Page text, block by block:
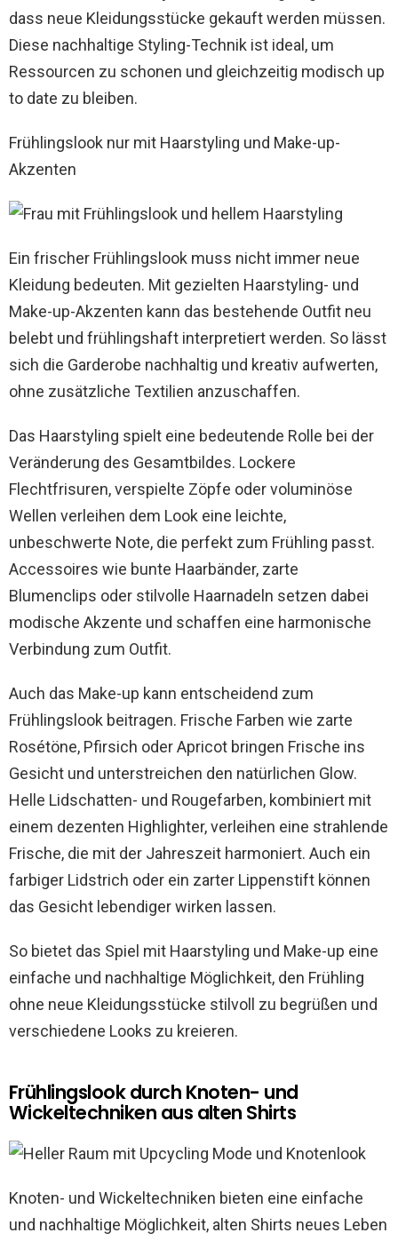
dass neue Kleidungsstücke gekauft werden müssen.
Diese nachhaltige Styling-Technik ist ideal, um
Ressourcen zu schonen und gleichzeitig modisch up
to date zu bleiben.
Frühlingslook nur mit Haarstyling und Make-up-
Akzenten
Ein frischer Frühlingslook muss nicht immer neue
Kleidung bedeuten. Mit gezielten Haarstyling- und
Make-up-Akzenten kann das bestehende Outfit neu
belebt und frühlingshaft interpretiert werden. So lässt
sich die Garderobe nachhaltig und kreativ aufwerten,
ohne zusätzliche Textilien anzuschaffen.
Das Haarstyling spielt eine bedeutende Rolle bei der
Veränderung des Gesamtbildes. Lockere
Flechtfrisuren, verspielte Zöpfe oder voluminöse
Wellen verleihen dem Look eine leichte,
unbeschwerte Note, die perfekt zum Frühling passt.
Accessoires wie bunte Haarbänder, zarte
Blumenclips oder stilvolle Haarnadeln setzen dabei
modische Akzente und schaffen eine harmonische
Verbindung zum Outfit.
Auch das Make-up kann entscheidend zum
Frühlingslook beitragen. Frische Farben wie zarte
Rosétöne, Pfirsich oder Apricot bringen Frische ins
Gesicht und unterstreichen den natürlichen Glow.
Helle Lidschatten- und Rougefarben, kombiniert mit
einem dezenten Highlighter, verleihen eine strahlende
Frische, die mit der Jahreszeit harmoniert. Auch ein
farbiger Lidstrich oder ein zarter Lippenstift können
das Gesicht lebendiger wirken lassen.
So bietet das Spiel mit Haarstyling und Make-up eine
einfache und nachhaltige Möglichkeit, den Frühling
ohne neue Kleidungsstücke stilvoll zu begrüßen und
verschiedene Looks zu kreieren.
Frühlingslook durch Knoten- und
Wickeltechniken aus alten Shirts
Knoten- und Wickeltechniken bieten eine einfache
und nachhaltige Möglichkeit, alten Shirts neues Leben